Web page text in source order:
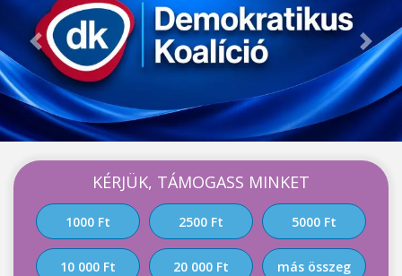
Previous Next
KÉRJÜK, TÁMOGASS MINKET
1000 Ft 2500 Ft 5000 Ft
10 000 Ft 20 000 Ft más összeg